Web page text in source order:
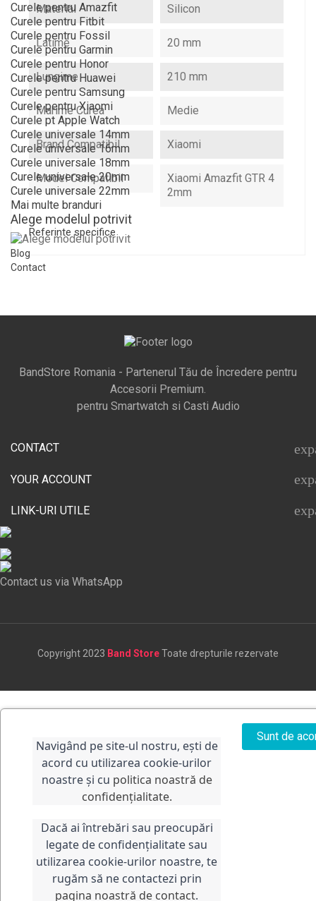
Curele pentru Amazfit
Curele pentru Fitbit
Curele pentru Fossil
Curele pentru Garmin
Curele pentru Honor
Curele pentru Huawei
Curele pentru Samsung
Curele pentru Xiaomi
Curele pt Apple Watch
Curele universale 14mm
Curele universale 16mm
Curele universale 18mm
Curele universale 20mm
Curele universale 22mm
Mai multe branduri
Alege modelul potrivit
Blog
Contact
Material Silicon
Latime 20 mm
Lungime 210 mm
Marime Curea Medie
Brand Compatibil Xiaomi
Model Compatibil
Xiaomi Amazfit GTR 4
2mm
Referinte specifice
BandStore Romania - Partenerul Tău de Încredere pentru
Accesorii Premium.
pentru Smartwatch si Casti Audio
CONTACT
YOUR ACCOUNT
LINK-URI UTILE
Contact us via WhatsApp
Copyright 2023 Band StoreToate drepturile rezervate
Navigând pe site-ul nostru, ești de
acord cu utilizarea cookie-urilor
noastre și cu politica noastră de
confidențialitate.
Dacă ai întrebări sau preocupări
legate de confidențialitate sau
utilizarea cookie-urilor noastre, te
rugăm să ne contactezi prin
pagina noastră de contact.
Sunt de